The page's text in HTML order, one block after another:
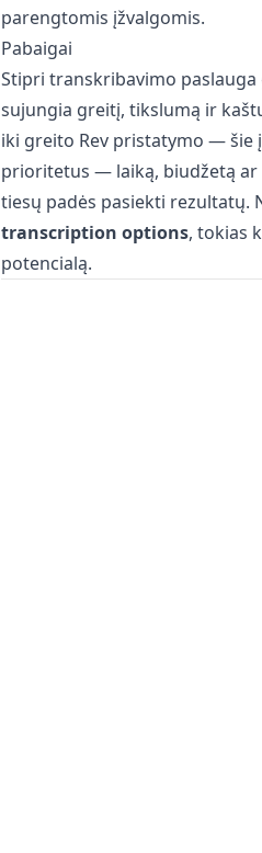
parengtomis įžvalgomis.
Pabaigai
Stipri transkribavimo
sujungia greitį, tikslumą ir
iki greito Rev pristatymo — šie
prioritetus — laiką, biudžetą
tiesų padės pasiekti rezultatų.
transcription options, tokias
potencialą.